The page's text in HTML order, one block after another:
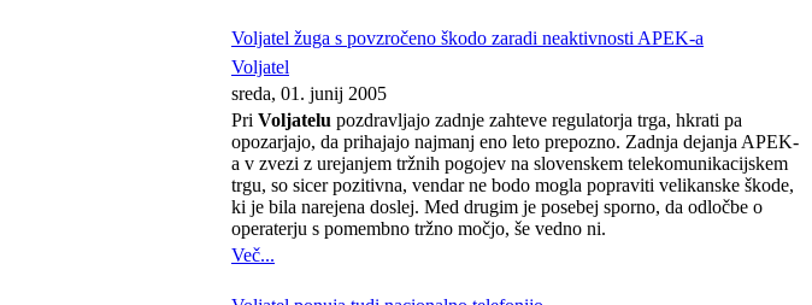
Voljatel žuga s povzročeno škodo zaradi neaktivnosti APEK-a
Voljatel
sreda, 01. junij 2005
Pri Voljatelu pozdravljajo zadnje zahteve regulatorja trga, hkrati pa
opozarjajo, da prihajajo najmanj eno leto prepozno. Zadnja dejanja APEK-
a v zvezi z urejanjem tržnih pogojev na slovenskem telekomunikacijskem
trgu, so sicer pozitivna, vendar ne bodo mogla popraviti velikanske škode,
ki je bila narejena doslej. Med drugim je posebej sporno, da odločbe o
operaterju s pomembno tržno močjo, še vedno ni.
Več...